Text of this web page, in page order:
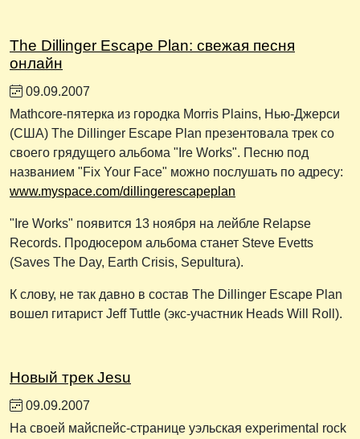
The Dillinger Escape Plan: свежая песня
онлайн
09.09.2007
Mathcore-пятерка из городка Morris Plains, Нью-Джерси
(США) The Dillinger Escape Plan презентовала трек со
своего грядущего альбома "Ire Works". Песню под
названием "Fix Your Face" можно послушать по адресу:
www.myspace.com/dillingerescapeplan
"Ire Works" появится 13 ноября на лейбле Relapse
Records. Продюсером альбома станет Steve Evetts
(Saves The Day, Earth Crisis, Sepultura).
К слову, не так давно в состав The Dillinger Escape Plan
вошел гитарист Jeff Tuttle (экс-участник Heads Will Roll).
Новый трек Jesu
09.09.2007
На своей майспейс-странице уэльская experimental rock